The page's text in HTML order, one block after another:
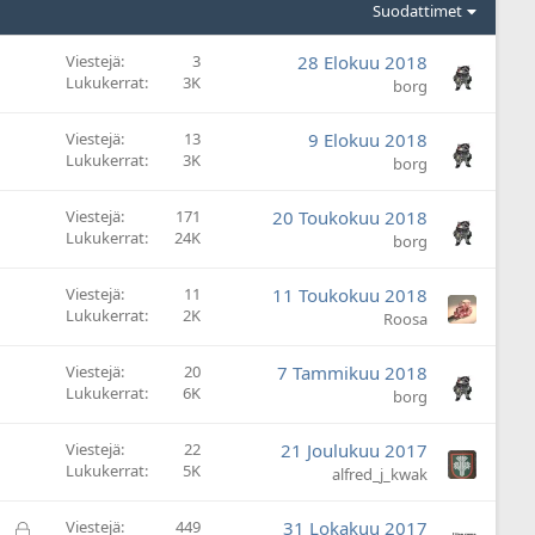
Suodattimet
Viestejä
3
Lukukerrat
3K
28 Elokuu 2018
borg
Viestejä
13
Lukukerrat
3K
9 Elokuu 2018
borg
Viestejä
171
Lukukerrat
24K
20 Toukokuu 2018
borg
Viestejä
11
Lukukerrat
2K
11 Toukokuu 2018
Roosa
Viestejä
20
Lukukerrat
6K
7 Tammikuu 2018
borg
Viestejä
22
Lukukerrat
5K
21 Joulukuu 2017
alfred_j_kwak
L Viestejä 449 31 Lokakuu 2017